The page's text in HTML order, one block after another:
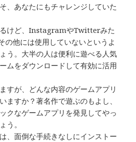
、あなたにもチャレンジしていた
るけど、InstagramやTwitterみた
の他には使用していないというよ
う。大半の人は便利に遊べる人気
ムをダウンロードして有効に活用
すが、どんな内容のゲームアプリ
ますか？著名作で遊ぶのもよし、
クなゲームアプリを発見してやっ
う。
、面倒な手続きなしにインストー